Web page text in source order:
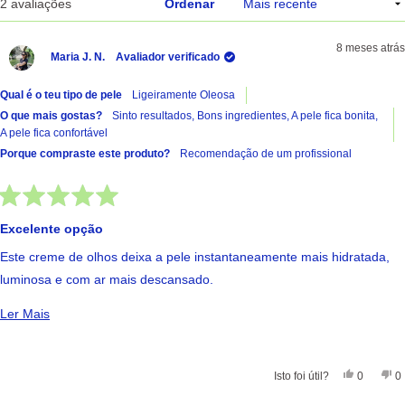
2 avaliações Ordenar
Maria J. N. Avaliador verificado
8 meses atrás
Qual é o teu tipo de pele
Ligeiramente Oleosa
O que mais gostas?
Sinto resultados, Bons ingredientes, A pele fica bonita,
A pele fica confortável
Porque compraste este produto?
Recomendação de um profissional
Excelente opção
Este creme de olhos deixa a pele instantaneamente mais hidratada,
luminosa e com ar mais descansado.
Ler MaisLer Mais Sobre Esta Avaliação
Isto foi útil? Sim,
0 0